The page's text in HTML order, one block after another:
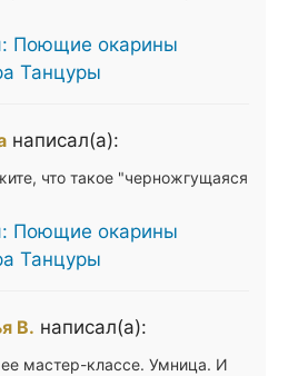
Поющие окарины
Танцуры
написал(а):
что такое "черножгущаяся
Поющие окарины
Танцуры
В. написал(а):
мастер-классе. Умница. И